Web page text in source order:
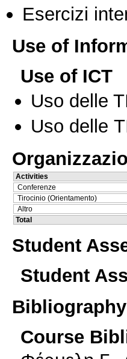
Esercizi
Use of
Use of ICT
Uso delle
Uso delle
Activities
Conferenze
Tirocinio (Orientamento)
Altro
Total
Student
Student
Bibliography
Course